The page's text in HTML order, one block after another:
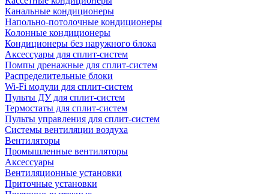
Канальные кондиционеры
Напольно-потолочные кондиционеры
Колонные кондиционеры
Кондиционеры без наружного блока
Аксессуары для сплит-систем
Помпы дренажные для сплит-систем
Распределительные блоки
Wi-Fi модули для сплит-систем
Пульты ДУ для сплит-систем
Термостаты для сплит-систем
Пульты управления для сплит-систем
Системы вентиляции воздуха
Вентиляторы
Промышленные вентиляторы
Аксессуары
Вентиляционные установки
Приточные установки